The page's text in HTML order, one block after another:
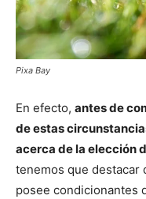
Pixa Bay
En efecto, antes de
de estas
acerca de la elección
tenemos que destacar
posee condicionantes